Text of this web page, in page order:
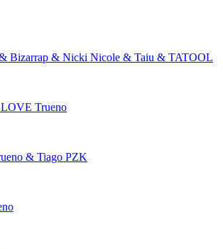
Bizarrap & Nicki Nicole & Taiu & TATOOL
Trueno
& Tiago PZK